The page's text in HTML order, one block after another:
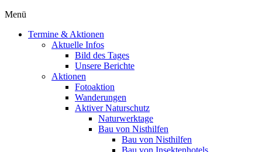
Menü
Termine & Aktionen
Aktuelle Infos
Bild des Tages
Unsere Berichte
Aktionen
Fotoaktion
Wanderungen
Aktiver Naturschutz
Naturwerktage
Bau von Nisthilfen
Bau von Nisthilfen
Bau von Insektenhotels